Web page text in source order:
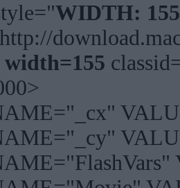
WIDTH:
width=155